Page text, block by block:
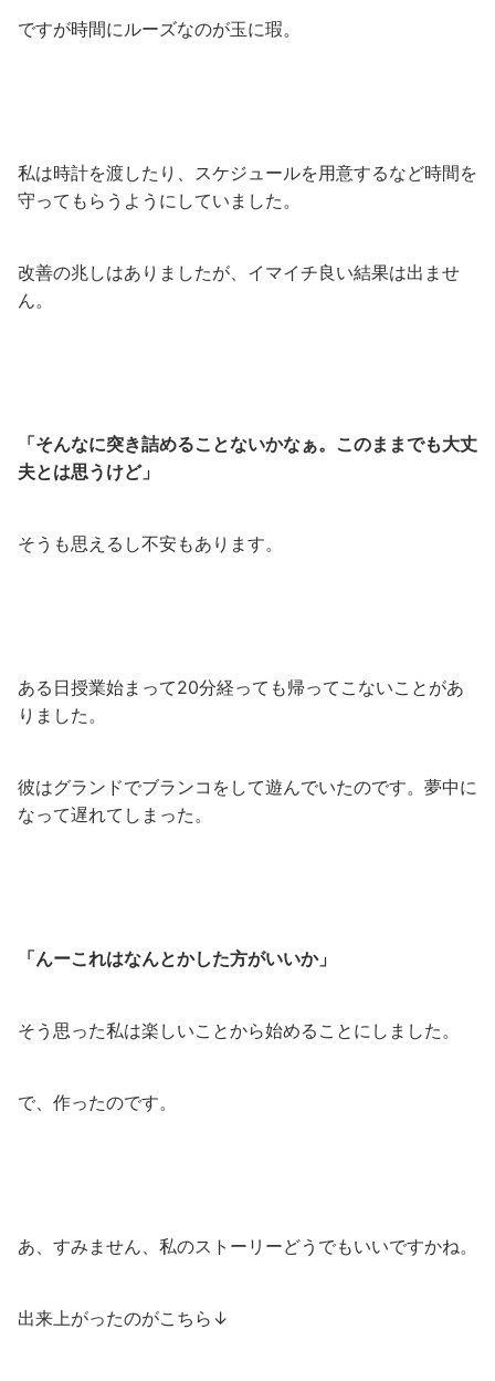
ですが時間にルーズなのが玉に瑕。
私は時計を渡したり、スケジュールを用意するなど時間を
守ってもらうようにしていました。
改善の兆しはありましたが、イマイチ良い結果は出ませ
ん。
「そんなに突き詰めることないかなぁ。このままでも大丈
夫とは思うけど」
そうも思えるし不安もあります。
ある日授業始まって20分経っても帰ってこないことがあ
りました。
彼はグランドでブランコをして遊んでいたのです。夢中に
なって遅れてしまった。
「んーこれはなんとかした方がいいか」
そう思った私は楽しいことから始めることにしました。
で、作ったのです。
あ、すみません、私のストーリーどうでもいいですかね。
出来上がったのがこちら↓